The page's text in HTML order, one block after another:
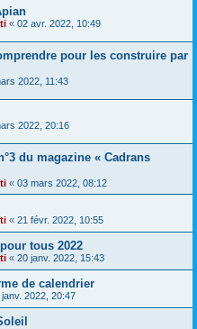
« 02 avr. 2022, 10:49
pour les construire par
2022, 11:43
2022, 20:16
du magazine « Cadrans
« 03 mars 2022, 08:12
« 21 févr. 2022, 10:55
tous 2022
« 20 janv. 2022, 15:43
de calendrier
janv. 2022, 20:47